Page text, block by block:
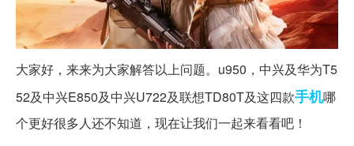
大家好，来来为大家解答以上问题。u950，中兴及华为T5
52及中兴E850及中兴U722及联想TD80T及这四款手机哪
个更好很多人还不知道，现在让我们一起来看看吧！